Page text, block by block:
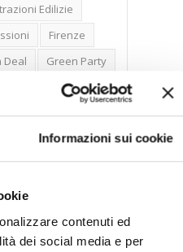
Informazioni sui cookie
contenuti ed
dei social media e per
Edilizie
Firenze
Deal
Green Party
Formali
New York
Case
Casa
Sommerso
Treviso